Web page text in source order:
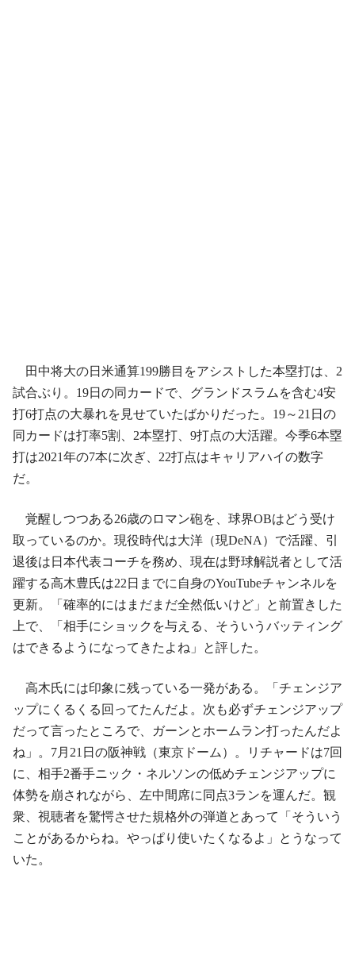
田中将大の日米通算199勝目をアシストした本塁打は、2
試合ぶり。19日の同カードで、グランドスラムを含む4安
打6打点の大暴れを見せていたばかりだった。19～21日の
同カードは打率5割、2本塁打、9打点の大活躍。今季6本塁
打は2021年の7本に次ぎ、22打点はキャリアハイの数字
だ。
覚醒しつつある26歳のロマン砲を、球界OBはどう受け
取っているのか。現役時代は大洋（現DeNA）で活躍、引
退後は日本代表コーチを務め、現在は野球解説者として活
躍する高木豊氏は22日までに自身のYouTubeチャンネルを
更新。「確率的にはまだまだ全然低いけど」と前置きした
上で、「相手にショックを与える、そういうバッティング
はできるようになってきたよね」と評した。
高木氏には印象に残っている一発がある。「チェンジア
ップにくるくる回ってたんだよ。次も必ずチェンジアップ
だって言ったところで、ガーンとホームラン打ったんだよ
ね」。7月21日の阪神戦（東京ドーム）。リチャードは7回
に、相手2番手ニック・ネルソンの低めチェンジアップに
体勢を崩されながら、左中間席に同点3ランを運んだ。観
衆、視聴者を驚愕させた規格外の弾道とあって「そういう
ことがあるからね。やっぱり使いたくなるよ」とうなって
いた。